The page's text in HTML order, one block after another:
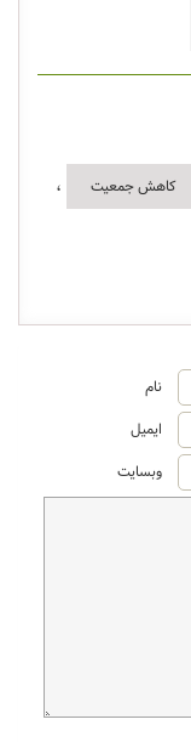
کاهش جمعیت ،
نام
ایمیل
وبسایت